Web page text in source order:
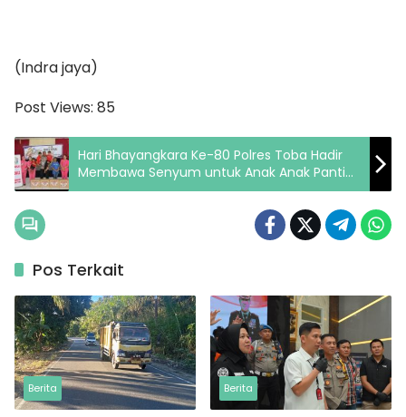
(Indra jaya)
Post Views: 85
Hari Bhayangkara Ke-80 Polres Toba Hadir
Membawa Senyum untuk Anak Anak Panti
Asuhan
Pos Terkait
Berita Berita